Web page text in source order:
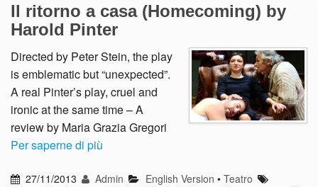
Il ritorno a casa (Homecoming) by
Harold Pinter
Directed by Peter Stein, the play
is emblematic but “unexpected”.
A real Pinter’s play, cruel and
ironic at the same time – A
review by Maria Grazia Gregori
Per saperne di più
27/11/2013 Admin English Version • Teatro